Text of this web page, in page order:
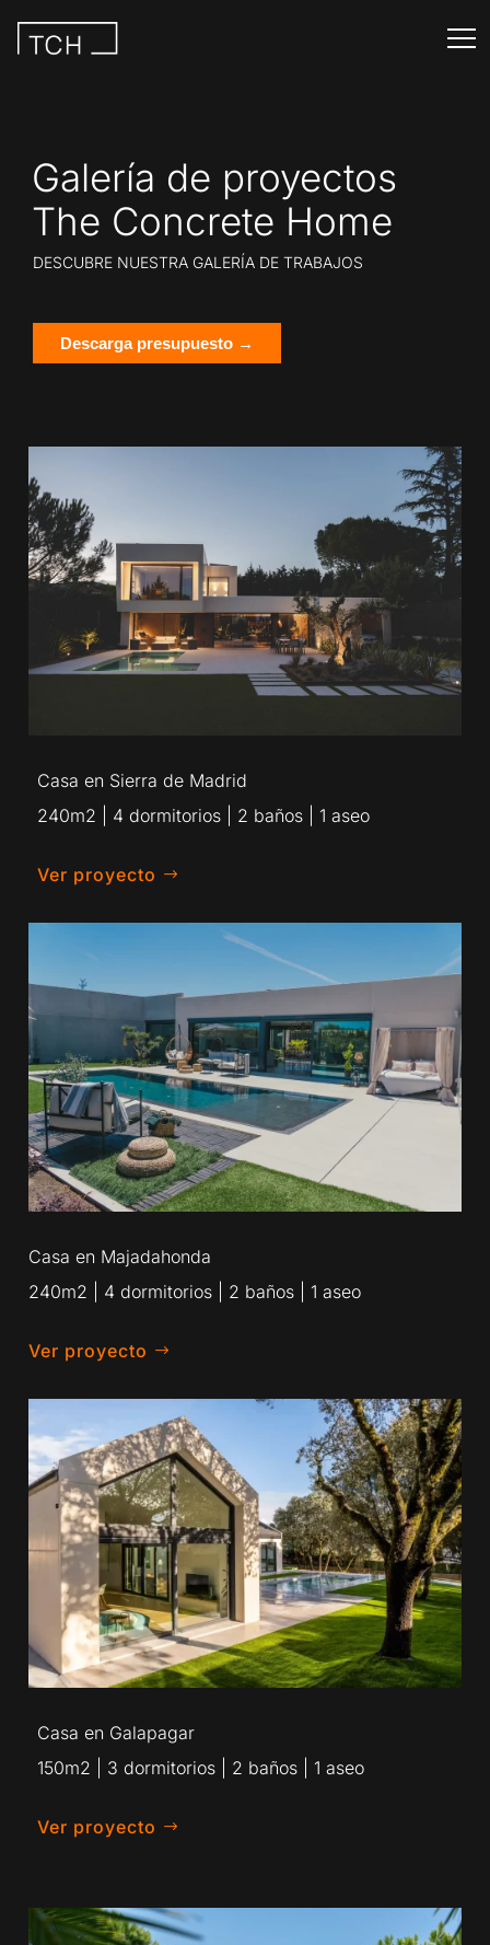
Galería de proyectos
The Concrete Home
DESCUBRE NUESTRA GALERÍA DE TRABAJOS
Descarga presupuesto →
Casa en Sierra de Madrid
240m2 | 4 dormitorios | 2 baños | 1 aseo
Ver proyecto
Casa en Majadahonda
240m2 | 4 dormitorios | 2 baños | 1 aseo
Ver proyecto
Casa en Galapagar
150m2 | 3 dormitorios | 2 baños | 1 aseo
Ver proyecto